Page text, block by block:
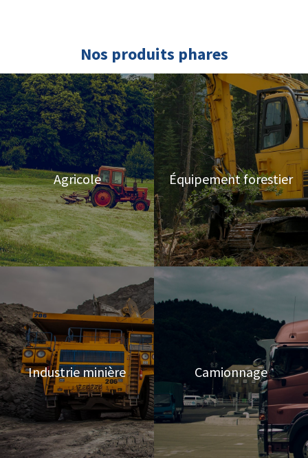
Nos produits phares
Agricole Équipement forestier
Industrie minière Camionnage